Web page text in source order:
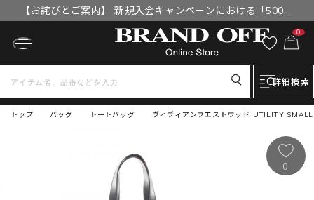
【お詫びとご案内】 新規入会キャンペーンにおける「500円
OFFクーポン」付与漏れと補填について
0
詳細検索
トップ ヴィヴィアンウエストウッド UTILITY
バッグ トートバッグ
0